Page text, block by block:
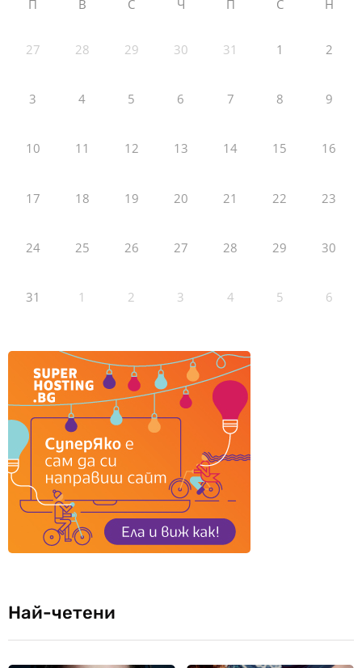
П В С Ч П С Н
27 28 29 30 31 1 2
3 4 5 6 7 8 9
10 11 12 13 14 15 16
17 18 19 20 21 22 23
24 25 26 27 28 29 30
31 1 2 3 4 5 6
Най-четени